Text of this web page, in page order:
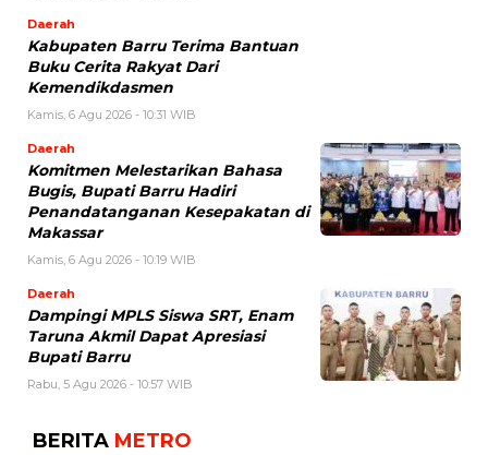
Daerah
Kabupaten Barru Terima Bantuan
Buku Cerita Rakyat Dari
Kemendikdasmen
Kamis, 6 Agu 2026 - 10:31 WIB
Daerah
Komitmen Melestarikan Bahasa
Bugis, Bupati Barru Hadiri
Penandatanganan Kesepakatan di
Makassar
Kamis, 6 Agu 2026 - 10:19 WIB
Daerah
Dampingi MPLS Siswa SRT, Enam
Taruna Akmil Dapat Apresiasi
Bupati Barru
Rabu, 5 Agu 2026 - 10:57 WIB
BERITA METRO